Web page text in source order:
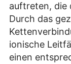
auftreten, die
Durch das
ionische
einen